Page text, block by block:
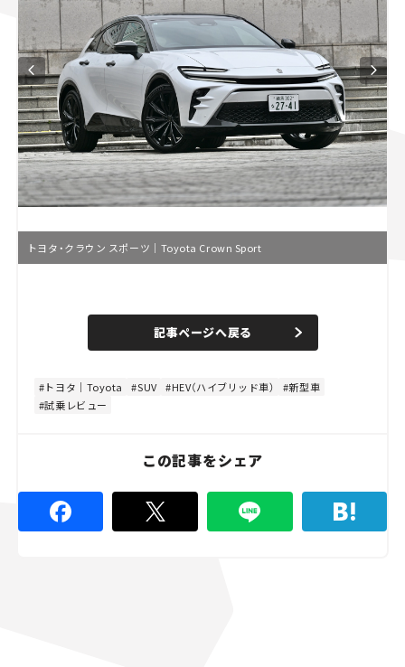
トヨタ・クラウン スポーツ｜Toyota Crown Sport
n
e
d
8
記事ページへ戻る
トヨタ｜Toyota SUV HEV（ハイブリッド車）
新型車
試乗レビュー
この記事をシェア